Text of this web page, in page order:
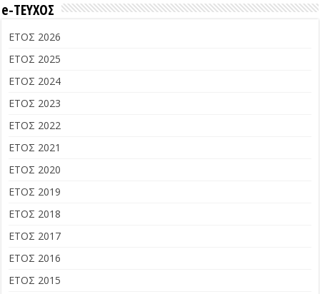
e-ΤΕΥΧΟΣ
ΕΤΟΣ 2026
ΕΤΟΣ 2025
ΕΤΟΣ 2024
ΕΤΟΣ 2023
ΕΤΟΣ 2022
ΕΤΟΣ 2021
ΕΤΟΣ 2020
ΕΤΟΣ 2019
ΕΤΟΣ 2018
ΕΤΟΣ 2017
ΕΤΟΣ 2016
ΕΤΟΣ 2015